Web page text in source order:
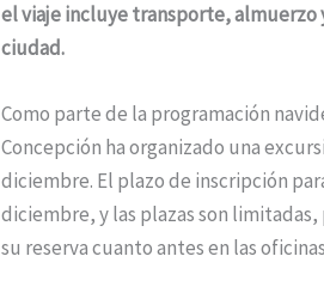
el viaje incluye transporte, almuerzo
ciudad.
Como parte de la programación
Concepción ha organizado una
diciembre. El plazo de inscripción
diciembre, y las plazas son
su reserva cuanto antes en las